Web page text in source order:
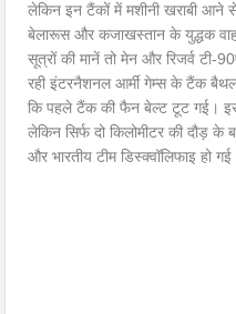
लेकिन इन टैंकों में मशीनी खराबी आने
बेलारूस और कजाखस्तान के युद्धक
सूत्रों की मानें तो मेन और रिजर्व टी-
रही इंटरनैशनल आर्मी गेम्स के टैंक
कि पहले टैंक की फैन बेल्ट टूट गई।
लेकिन सिर्फ दो किलोमीटर की दौड़ के
और भारतीय टीम डिस्क्वॉलिफाइ हो